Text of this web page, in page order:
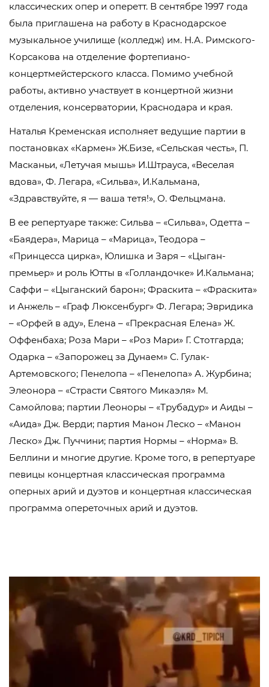
классических опер и оперетт. В сентябре 1997 года
была приглашена на работу в Краснодарское
музыкальное училище (колледж) им. Н.А. Римского-
Корсакова на отделение фортепиано-
концертмейстерского класса. Помимо учебной
работы, активно участвует в концертной жизни
отделения, консерватории, Краснодара и края.
Наталья Кременская исполняет ведущие партии в
постановках «Кармен» Ж.Бизе, «Сельская честь», П.
Масканьи, «Летучая мышь» И.Штрауса, «Веселая
вдова», Ф. Легара, «Сильва», И.Кальмана,
«Здравствуйте, я — ваша тетя!», О. Фельцмана.
В ее репертуаре также: Сильва – «Сильва», Одетта –
«Баядера», Марица – «Марица», Теодора –
«Принцесса цирка», Юлишка и Заря – «Цыган-
премьер» и роль Ютты в «Голландочке» И.Кальмана;
Саффи – «Цыганский барон»; Фраскита – «Фраскита»
и Анжель – «Граф Люксенбург» Ф. Легара; Эвридика
– «Орфей в аду», Елена – «Прекрасная Елена» Ж.
Оффенбаха; Роза Мари – «Роз Мари» Г. Стотгарда;
Одарка – «Запорожец за Дунаем» С. Гулак-
Артемовского; Пенелопа – «Пенелопа» А. Журбина;
Элеонора – «Страсти Святого Микаэля» М.
Самойлова; партии Леоноры – «Трубадур» и Аиды –
«Аида» Дж. Верди; партия Манон Леско – «Манон
Леско» Дж. Пуччини; партия Нормы – «Норма» В.
Беллини и многие другие. Кроме того, в репертуаре
певицы концертная классическая программа
оперных арий и дуэтов и концертная классическая
программа опереточных арий и дуэтов.